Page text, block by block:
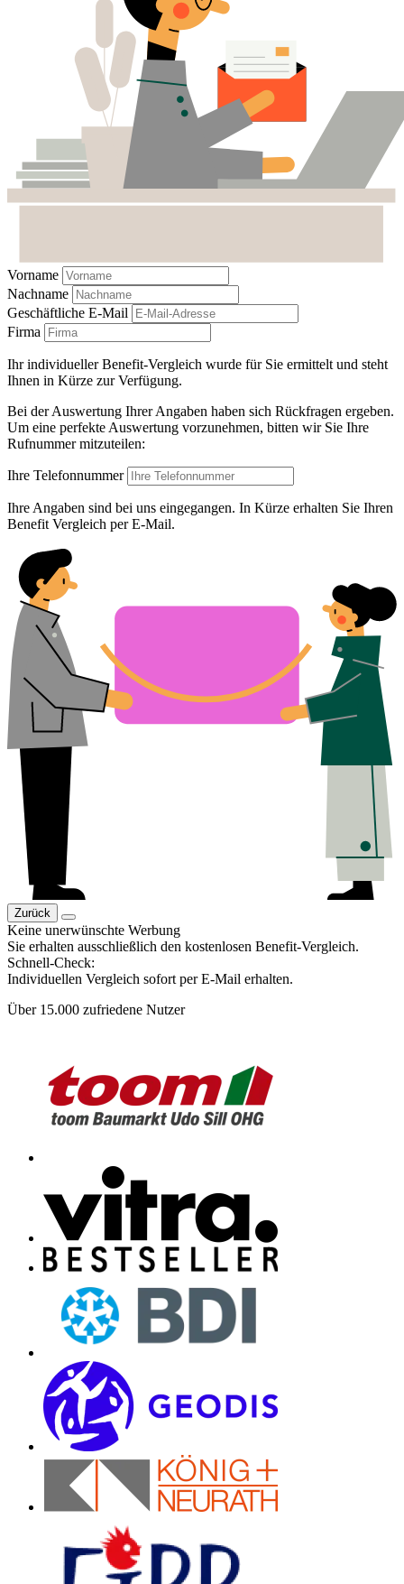
Vorname
Nachname
Geschäftliche E-Mail
Firma
Ihr individueller Benefit-Vergleich wurde für Sie ermittelt und steht
Ihnen in Kürze zur Verfügung.
Bei der Auswertung Ihrer Angaben haben sich Rückfragen ergeben.
Um eine perfekte Auswertung vorzunehmen, bitten wir Sie Ihre
Rufnummer mitzuteilen:
Ihre Telefonnummer
Ihre Angaben sind bei uns eingegangen. In Kürze erhalten Sie Ihren
Benefit Vergleich per E-Mail.
Zurück
Keine unerwünschte Werbung
Sie erhalten ausschließlich den kostenlosen Benefit-Vergleich.
Schnell-Check:
Individuellen Vergleich sofort per E-Mail erhalten.
Über 15.000 zufriedene Nutzer